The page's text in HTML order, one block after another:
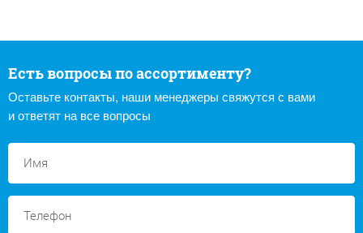
Есть вопросы по ассортименту?
Оставьте контакты, наши менеджеры свяжутся с вами
и ответят на все вопросы